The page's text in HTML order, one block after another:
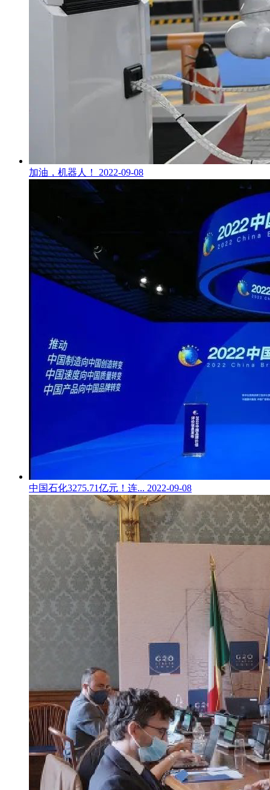
加油，机器人！ 2022-09-08
中国石化3275.71亿元！连... 2022-09-08